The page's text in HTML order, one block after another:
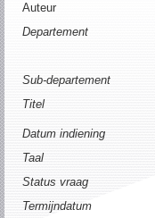
Auteur
Departement
Sub-departement
Titel
Datum indiening
Taal
Status vraag
Termijndatum